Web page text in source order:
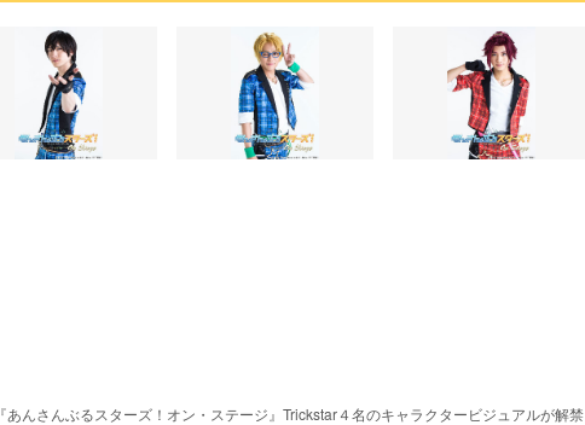
『あんさんぶるスターズ！オン・ステージ』Trickstar４名のキャラクタービジュアルが解禁